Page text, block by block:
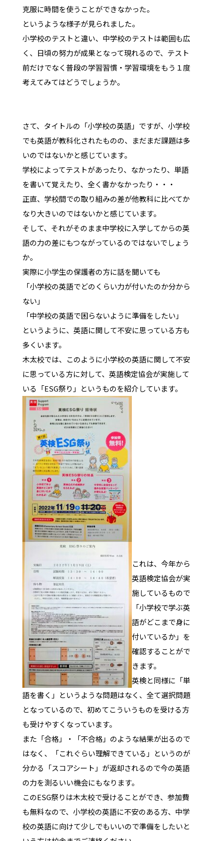
克服に時間を使うことができなかった。
というような様子が見られました。
小学校のテストと違い、中学校のテストは範囲も広
く、日頃の努力が成果となって現れるので、テスト
前だけでなく普段の学習習慣・学習環境をもう１度
考えてみてはどうでしょうか。
さて、タイトルの「小学校の英語」ですが、小学校
でも英語が教科化されたものの、まだまだ課題は多
いのではないかと感じています。
学校によってテストがあったり、なかったり、単語
を書いて覚えたり、全く書かなかったり・・・
正直、学校間での取り組みの差が他教科に比べてか
なり大きいのではないかと感じています。
そして、それがそのまま中学校に入学してからの英
語の力の差にもつながっているのではないでしょう
か。
実際に小学生の保護者の方に話を聞いても
「小学校の英語でどのくらい力が付いたのか分から
ない」
「中学校の英語で困らないように準備をしたい」
というように、英語に関して不安に思っている方も
多くいます。
木太校では、このように小学校の英語に関して不安
に思っている方に対して、英語検定協会が実施して
いる「ESG祭り」というものを紹介しています。
これは、今年から
英語検定協会が実
施しているもので
「小学校で学ぶ英
語がどこまで身に
付いているか」を
確認することがで
きます。
英検と同様に「単
語を書く」というような問題はなく、全て選択問題
となっているので、初めてこういうものを受ける方
も受けやすくなっています。
また「合格」・「不合格」のような結果が出るので
はなく、「これぐらい理解できている」というのが
分かる「スコアシート」が返却されるので今の英語
の力を測るいい機会にもなります。
このESG祭りは木太校で受けることができ、参加費
も無料なので、小学校の英語に不安のある方、中学
校の英語に向けて少しでもいいので準備をしたいと